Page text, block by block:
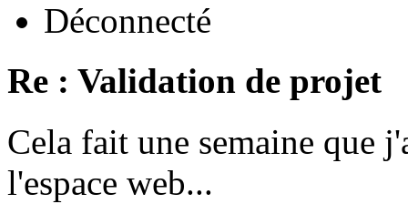
Déconnecté
Re : Validation de projet
Cela fait une semaine que
l'espace web...